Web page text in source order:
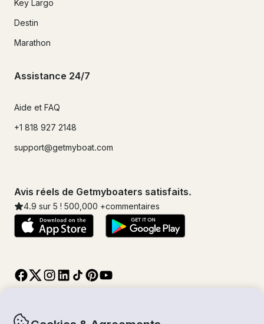
Key Largo
Destin
Marathon
Assistance 24/7
Aide et FAQ
+1 818 927 2148
support@getmyboat.com
Avis réels de Getmyboaters satisfaits.
4.9 sur 5 ! 500,000 +commentaires